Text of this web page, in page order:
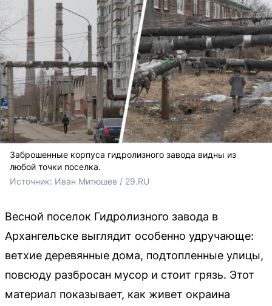
Заброшенные корпуса гидролизного завода видны из
любой точки поселка.
Источник: Иван Митюшев / 29.RU
Весной поселок Гидролизного завода в
Архангельске выглядит особенно удручающе:
ветхие деревянные дома, подтопленные улицы,
повсюду разбросан мусор и стоит грязь. Этот
материал показывает, как живет окраина